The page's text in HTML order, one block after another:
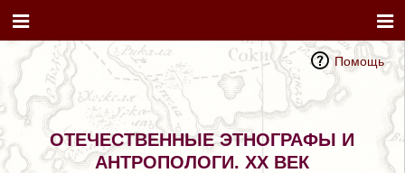
Помощь
ОТЕЧЕСТВЕННЫЕ ЭТНОГРАФЫ И
АНТРОПОЛОГИ. XX ВЕК